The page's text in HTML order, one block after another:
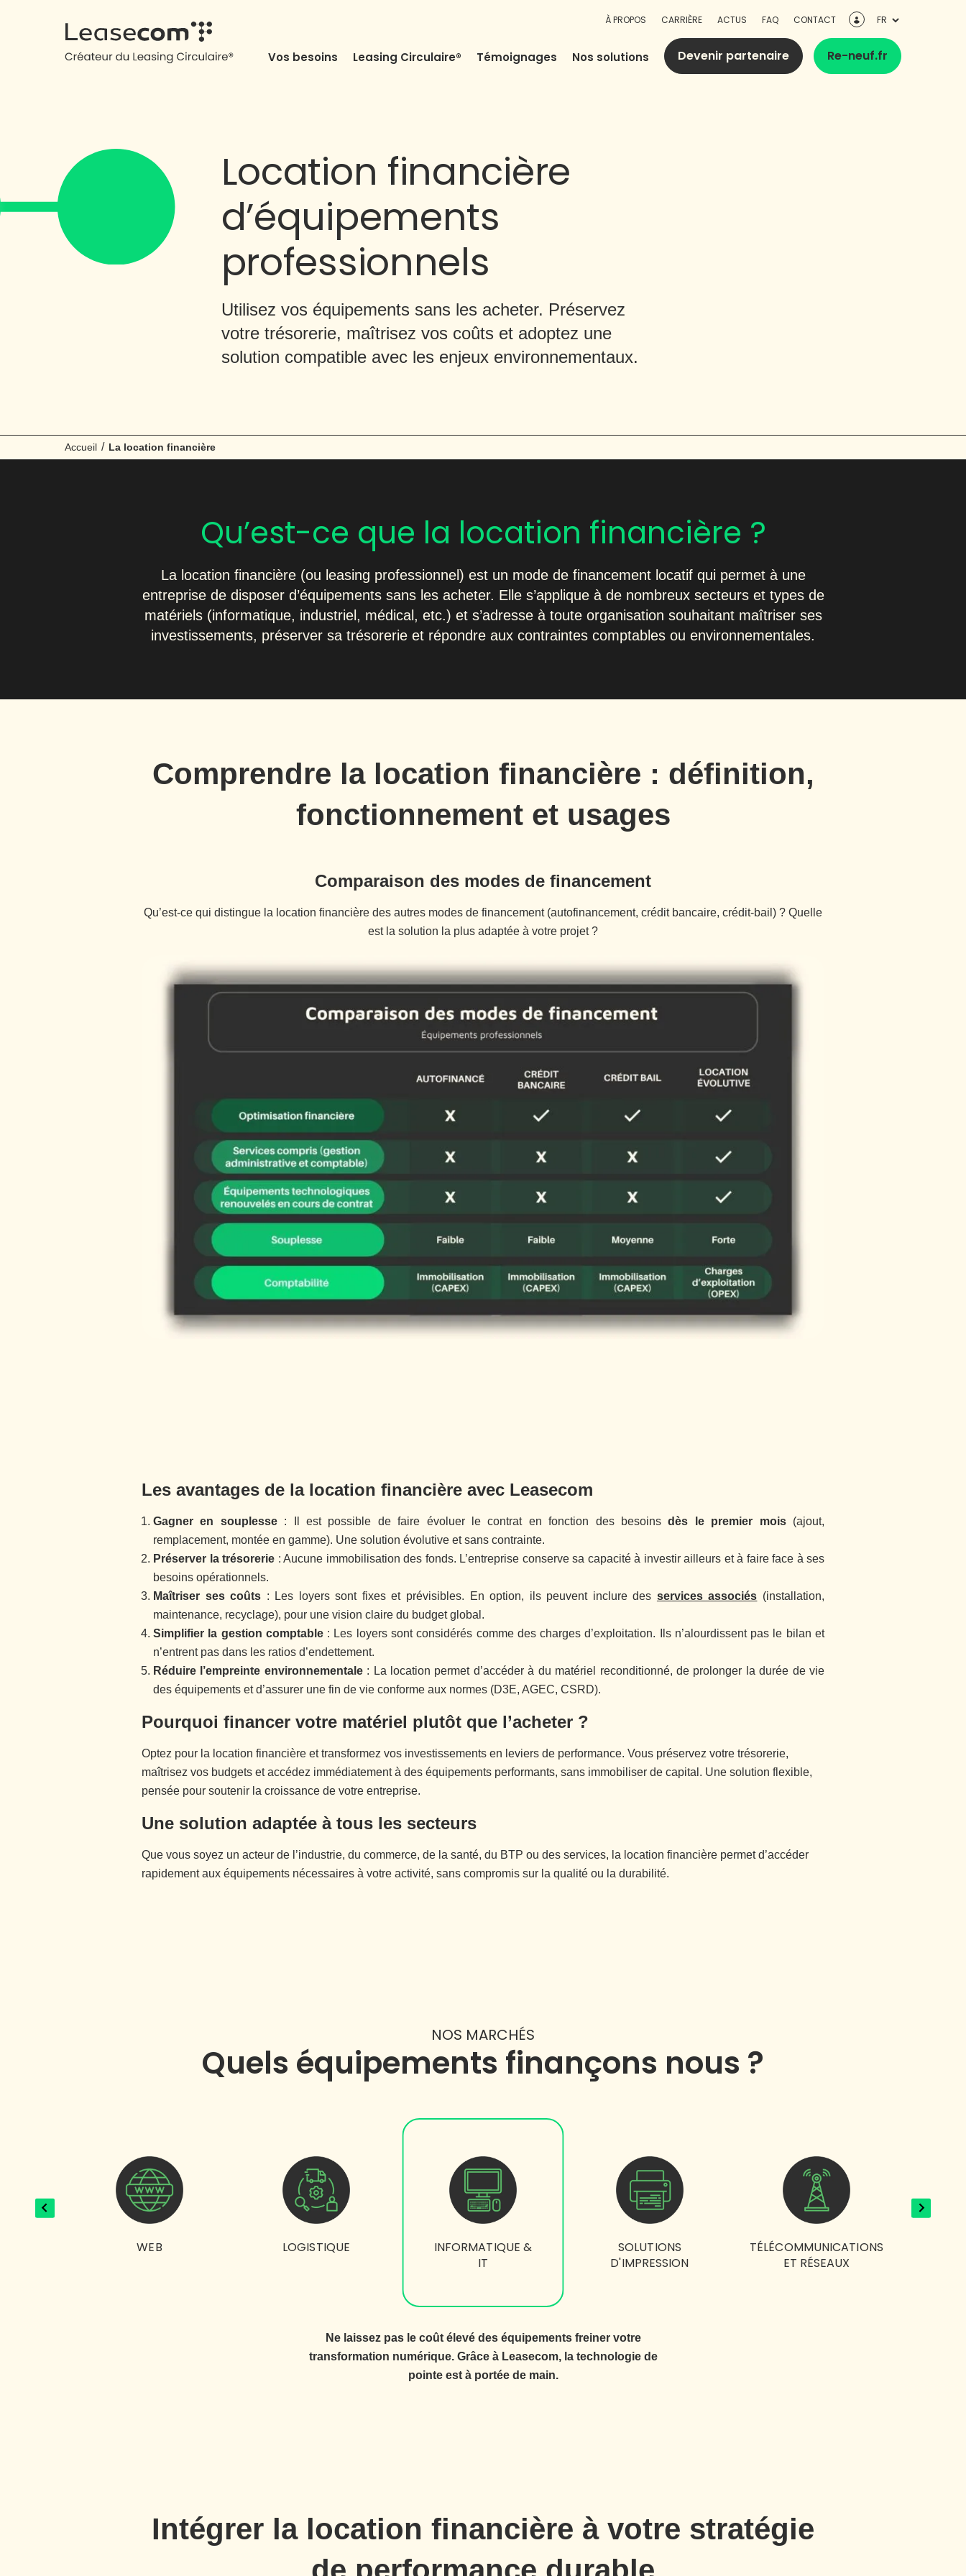
À PROPOS CARRIÈRE ACTUS FAQ CONTACT
Devenir partenaire Re-neuf.fr
Vos besoins Leasing Circulaire® Témoignages Nos solutions
Location financière
d’équipements
professionnels
Utilisez vos équipements sans les acheter. Préservez
votre trésorerie, maîtrisez vos coûts et adoptez une
solution compatible avec les enjeux environnementaux.
Accueil / La location financière
Qu’est-ce que la location financière ?
La location financière (ou leasing professionnel) est un mode de financement locatif qui permet à une
entreprise de disposer d’équipements sans les acheter. Elle s’applique à de nombreux secteurs et types de
matériels (informatique, industriel, médical, etc.) et s’adresse à toute organisation souhaitant maîtriser ses
investissements, préserver sa trésorerie et répondre aux contraintes comptables ou environnementales.
Comprendre la location financière : définition,
fonctionnement et usages
Comparaison des modes de financement
Qu’est-ce qui distingue la location financière des autres modes de financement (autofinancement, crédit bancaire, crédit-bail) ? Quelle
est la solution la plus adaptée à votre projet ?
Les avantages de la location financière avec Leasecom
Gagner en souplesse: Il est possible de faire évoluer le contrat en fonction des besoinsdès le premier mois(ajout,
remplacement, montée en gamme). Une solution évolutive et sans contrainte.
Préserver la trésorerie : Aucune immobilisation des fonds. L’entreprise conserve sa capacité à investir ailleurs et à faire face à ses
besoins opérationnels.
Maîtriser ses coûts : Les loyers sont fixes et prévisibles. En option, ils peuvent inclure des services associés (installation,
maintenance, recyclage), pour une vision claire du budget global.
Simplifier la gestion comptable: Les loyers sont considérés comme des charges d’exploitation. Ils n’alourdissent pas le bilan et
n’entrent pas dans les ratios d’endettement.
Réduire l’empreinte environnementale: La location permet d’accéder à du matériel reconditionné, de prolonger la durée de vie
des équipements et d’assurer une fin de vie conforme aux normes (D3E, AGEC, CSRD).
Pourquoi financer votre matériel plutôt que l’acheter ?
Optez pour la location financière et transformez vos investissements en leviers de performance. Vous préservez votre trésorerie,
maîtrisez vos budgets et accédez immédiatement à des équipements performants, sans immobiliser de capital. Une solution flexible,
pensée pour soutenir la croissance de votre entreprise.
Une solution adaptée à tous les secteurs
Que vous soyez un acteur de l’industrie, du commerce, de la santé, du BTP ou des services, la location financière permet d’accéder
rapidement aux équipements nécessaires à votre activité, sans compromis sur la qualité ou la durabilité.
NOS MARCHÉS
Quels équipements finançons nous ?
WEB LOGISTIQUE
INFORMATIQUE &
IT
Ne laissez pas le coût élevé des équipements freiner votre
transformation numérique. Grâce à Leasecom, la technologie de
pointe est à portée de main.
SOLUTIONS
D'IMPRESSION
TÉLÉCOMMUNICATIONS
ET RÉSEAUX
Intégrer la location financière à votre stratégie